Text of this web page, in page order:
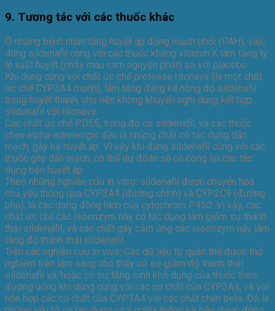
9. Tương tác với các thuốc khác
Ở những bệnh nhân tăng huyết áp động mạch phổi (PAH), việc
dùng sildenafil cùng với các thuốc kháng vitamin K làm tăng tỷ
lệ xuất huyết (chảy máu cam nguyên phát) so với placebo.
Khi dùng cùng với chất ức chế protease ritonavir (là một chất
ức chế CYP3A4 mạnh), làm tăng đáng kể nồng độ sildenafil
trong huyết thanh, cho nên không khuyến nghị dùng kết hợp
sildenafil với ritonavir.
Các chất ức chế PDE5, trong đó có sildenafil, và các thuốc
chẹn alpha-adrenergic đều là những chất có tác dụng dãn
mạch, gây hạ huyết áp. Vì vậy khi đùng sildenafil cùng với các
thuốc gây dãn mạch, có thể dự đoán sẽ có cộng lại các tác
dụng bên huyết áp.
Theo những nghiên cứu in vitro: sildenafil được chuyển hóa
chủ yếu thông qua CYP3A4 (đường chính) và CYP2C9 (đường
phụ), là các dạng đồng hình của cytochrom P450. Vì vậy, các
chất ức chế các isoenzym này có tác dụng làm giảm sự thanh
thải sildenafil, và các chất gây cảm ứng các isoenzym này làm
tăng độ thanh thải sildenafil.
Trên các nghiên cứu in vivo: Các dữ liệu từ quần thể được thử
nghiệm trên lâm sàng cho thấy có sự giảm độ thanh thải
sildenafil và/hoặc có sự tăng sinh khả dụng của thuốc theo
đường uống khi dùng cùng với các cơ chất của CYP3A4, và với
hỗn hợp các cơ chất của CYP3A4 với các chất chẹn beta. Đó là